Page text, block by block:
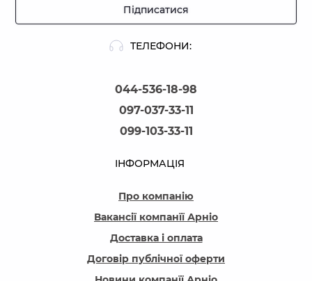
ТЕЛЕФОНИ:
044-536-18-98
097-037-33-11
099-103-33-11
Підписатися
ІНФОРМАЦІЯ
Про компанію
Вакансії компанїї Арніо
Доставка і оплата
Договір публічної оферти